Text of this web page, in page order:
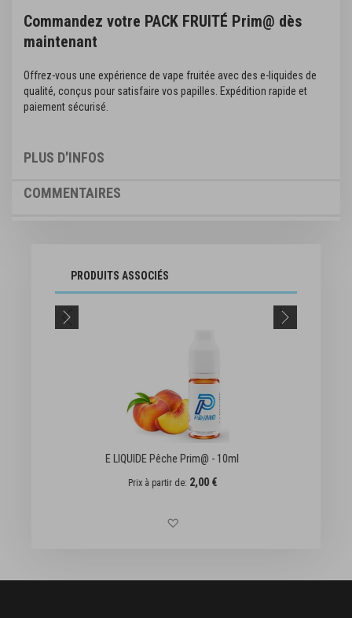
Commandez votre PACK FRUITÉ Prim@ dès
maintenant
Offrez-vous une expérience de vape fruitée avec des e-liquides de
qualité, conçus pour satisfaire vos papilles. Expédition rapide et
paiement sécurisé.
PLUS D'INFOS
COMMENTAIRES
PRODUITS ASSOCIÉS
E LIQUIDE Fraise Prim@ - 10ml
Prix à partir de